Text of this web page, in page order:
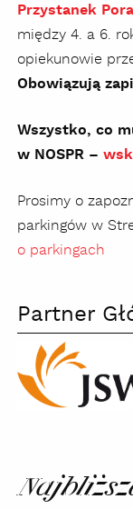
Przystanek
między 4. a 6.
opiekunowie
Obowiązują
Wszystko, co
w NOSPR –
Prosimy o
parkingów w
o parkingach
Partner